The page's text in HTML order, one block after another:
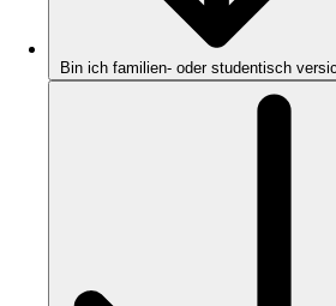
Bin ich familien- oder studentisch